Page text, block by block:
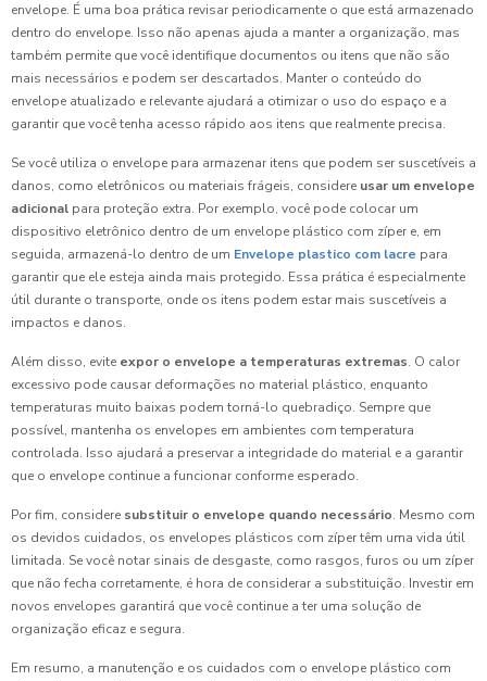
envelope. É uma boa prática revisar periodicamente o que está armazenado
dentro do envelope. Isso não apenas ajuda a manter a organização, mas
também permite que você identifique documentos ou itens que não são
mais necessários e podem ser descartados. Manter o conteúdo do
envelope atualizado e relevante ajudará a otimizar o uso do espaço e a
garantir que você tenha acesso rápido aos itens que realmente precisa.
Se você utiliza o envelope para armazenar itens que podem ser suscetíveis a
danos, como eletrônicos ou materiais frágeis, considere usar um envelope
adicional para proteção extra. Por exemplo, você pode colocar um
dispositivo eletrônico dentro de um envelope plástico com zíper e, em
seguida, armazená-lo dentro de um Envelope plastico com lacre para
garantir que ele esteja ainda mais protegido. Essa prática é especialmente
útil durante o transporte, onde os itens podem estar mais suscetíveis a
impactos e danos.
Além disso, evite expor o envelope a temperaturas extremas. O calor
excessivo pode causar deformações no material plástico, enquanto
temperaturas muito baixas podem torná-lo quebradiço. Sempre que
possível, mantenha os envelopes em ambientes com temperatura
controlada. Isso ajudará a preservar a integridade do material e a garantir
que o envelope continue a funcionar conforme esperado.
Por fim, considere substituir o envelope quando necessário. Mesmo com
os devidos cuidados, os envelopes plásticos com zíper têm uma vida útil
limitada. Se você notar sinais de desgaste, como rasgos, furos ou um zíper
que não fecha corretamente, é hora de considerar a substituição. Investir em
novos envelopes garantirá que você continue a ter uma solução de
organização eficaz e segura.
Em resumo, a manutenção e os cuidados com o envelope plástico com